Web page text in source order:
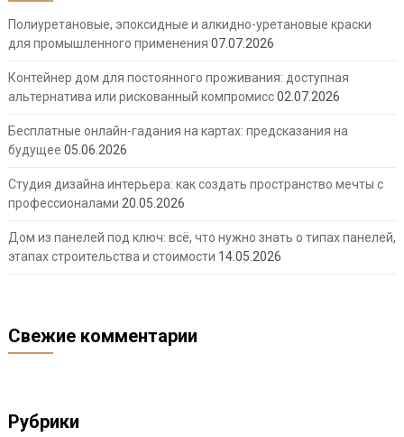
Полиуретановые, эпоксидные и алкидно-уретановые краски
для промышленного применения 07.07.2026
Контейнер дом для постоянного проживания: доступная
альтернатива или рискованный компромисс02.07.2026
Бесплатные онлайн-гадания на картах: предсказания на
будущее 05.06.2026
Студия дизайна интерьера: как создать пространство мечты с
профессионалами 20.05.2026
Дом из панелей под ключ: всё, что нужно знать о типах панелей,
этапах строительства и стоимости 14.05.2026
Свежие комментарии
Рубрики